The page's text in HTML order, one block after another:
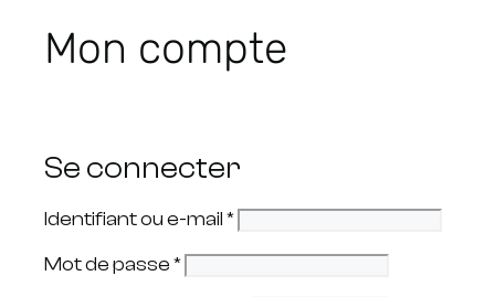
Mon compte
Se connecter
Identifiant ou e-mail*
Mot de passe*